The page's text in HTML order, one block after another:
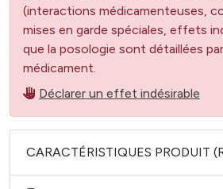
(interactions médicamenteuses,
mises en garde spéciales, effets
que la posologie sont détaillées
médicament.
Déclarer un effet indésirable
CARACTÉRISTIQUES PRODUIT